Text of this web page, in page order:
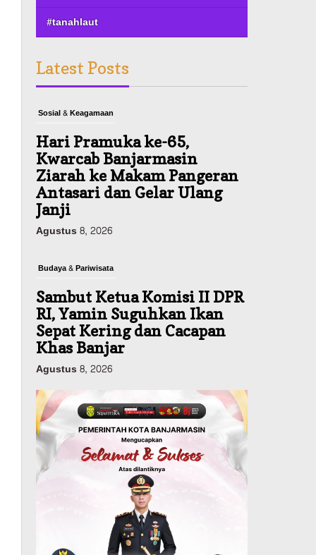
#tanahlaut
Latest Posts
Sosial & Keagamaan
Hari Pramuka ke-65,
Kwarcab Banjarmasin
Ziarah ke Makam Pangeran
Antasari dan Gelar Ulang
Janji
Agustus 8, 2026
Budaya & Pariwisata
Sambut Ketua Komisi II DPR
RI, Yamin Suguhkan Ikan
Sepat Kering dan Cacapan
Khas Banjar
Agustus 8, 2026
Pemerintahan Sosial & Keagamaan
Banjarmasin Pilot Project
Perlinsos Digital, Target 30
Persen IKD Masih Jauh,
Komisi II DPR Turun
Agustus 7, 2026